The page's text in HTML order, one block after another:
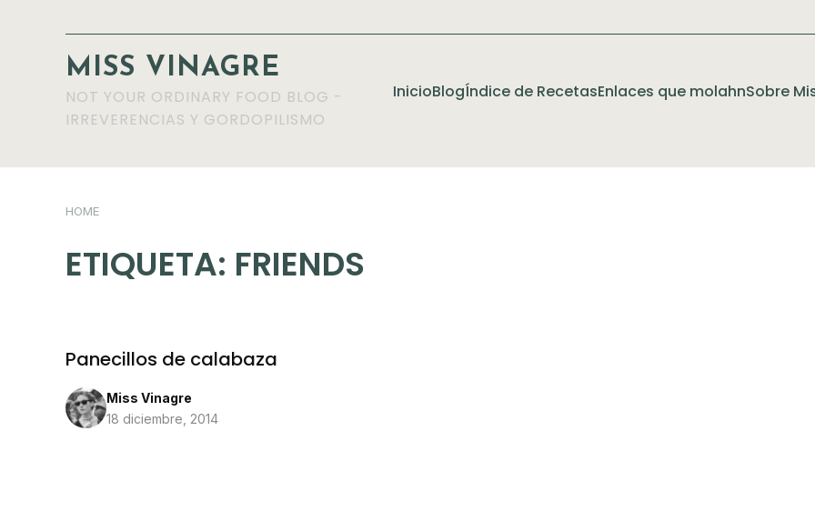
MISS VINAGRE
NOT YOUR ORDINARY FOOD BLOG -
IRREVERENCIAS Y GORDOPILISMO
InicioBlogÍndice de RecetasEnlaces que molahnSobre
HOME
ETIQUETA: FRIENDS
Panecillos de calabaza
Miss Vinagre
18 diciembre, 2014